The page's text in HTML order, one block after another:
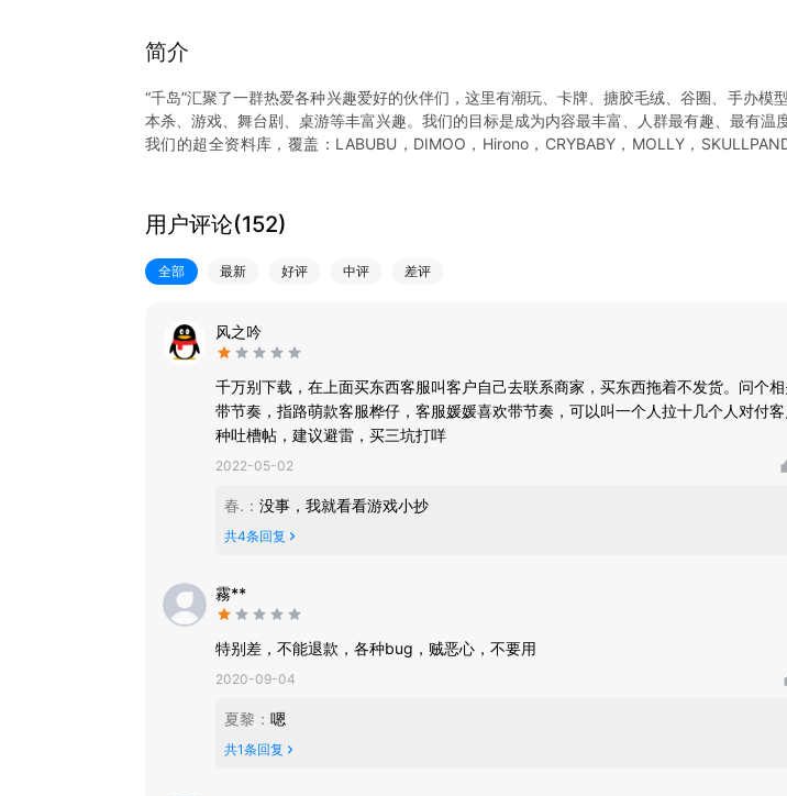
简介
“千岛”汇聚了一群热爱各种兴趣爱好的伙伴们，这里有潮玩、卡牌、搪胶毛绒、谷圈、手办模
本杀、游戏、舞台剧、桌游等丰富兴趣。我们的目标是成为内容最丰富、人群最有趣、最有温
我们的超全资料库，覆盖：LABUBU，DIMOO，Hirono，CRYBABY，MOLLY，
2. 【专业鉴别·正品保障】千岛平台拥有顶尖专业的鉴别师团队，超百万正品样品库实时信息对
保障；
3. 【超全商品库·实时最低价】290w+ 商品资料库，集中竞价，实时最低价；
4. 【最全图鉴百科】拍照识图一键搜索，市场价格实时监测；
用户评论(152)
全部 最新 好评 中评 差评
风之吟
千万别下载，在上面买东西客服叫客户自己去联系商家，买东西拖着不发货。问个
带节奏，指路萌款客服桦仔，客服媛媛喜欢带节奏，可以叫一个人拉十几个人对付
种吐槽帖，建议避雷，买三坑打咩
2022-05-02
春. ： 没事，我就看看游戏小抄
共4条回复
霧**
特别差，不能退款，各种bug，贼恶心，不要用
2020-09-04
夏黎 ： 嗯
共1条回复